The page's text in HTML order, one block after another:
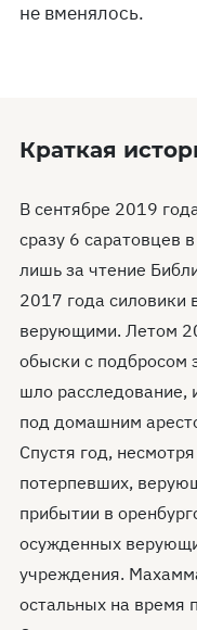
не вменялось.
Краткая
В сентябре 2019
сразу 6 саратовцев
лишь за чтение
2017 года силовики
верующими. Летом
обыски с подбросом
шло расследование,
под домашним
Спустя год,
потерпевших,
прибытии в
осужденных
учреждения.
остальных на время